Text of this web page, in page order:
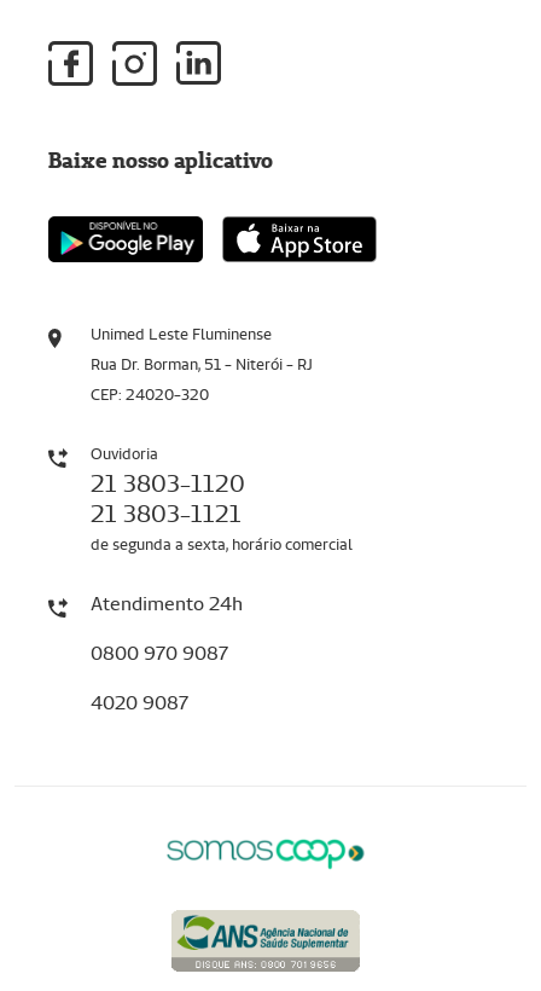
Unimed Leste Fluminense
Rua Dr. Borman, 51 - Niterói - RJ
CEP: 24020-320
Ouvidoria
21 3803-1120
21 3803-1121
de segunda a sexta, horário comercial
Atendimento 24h
0800 970 9087
4020 9087
Baixe nosso aplicativo